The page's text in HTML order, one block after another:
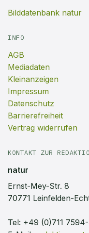
Bilddatenbank natur
INFO
AGB
Mediadaten
Kleinanzeigen
Impressum
Datenschutz
Barrierefreiheit
Vertrag widerrufen
KONTAKT ZUR
natur
Ernst-Mey-Str. 8
70771 Leinfelden-
Tel: +49 (0)711